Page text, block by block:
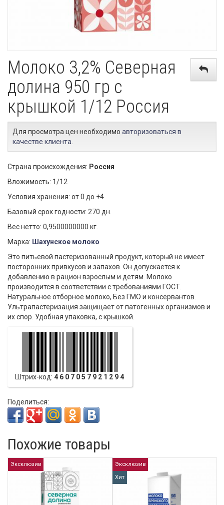
Молоко 3,2% Северная
долина 950 гр с
крышкой 1/12 Россия
Для просмотра цен необходимо авторизоваться в
качестве клиента
Страна происхождения: Россия
Вложимость: 1/12
Условия хранения: от 0 до +4
Базовый срок годности: 270 дн.
Вес нетто: 0,9500000000 кг.
Марка: Шахунское молоко
Это питьевой пастеризованный продукт, который не имеет
посторонних привкусов и запахов. Он допускается к
добавлению в рацион взрослым и детям. Молоко
производится в соответствии с требованиями ГОСТ.
Натуральное отборное молоко, Без ГМО и консервантов.
Ультрапастеризация защищает от патогенных организмов и
их спор. Удобная упаковка, с крышкой.
Штрих-код: 4607057921294
Поделиться:
Похожие товары
Эксклюзив
Эксклюзив
Хит